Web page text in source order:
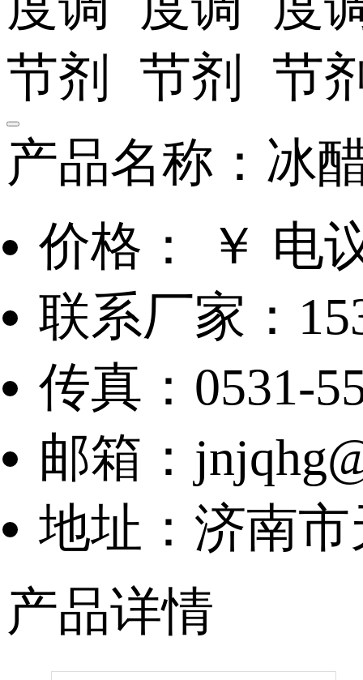
产品名称：冰
价格： ￥ 电
联系厂家：
传真：0531-
邮箱：
地址：济南
产品详情